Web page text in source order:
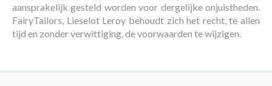
aansprakelijk gesteld worden voor dergelijke onjuistheden.
FairyTailors, Lieselot Leroy behoudt zich het recht, te allen
tijd en zonder verwittiging, de voorwaarden te wijzigen.